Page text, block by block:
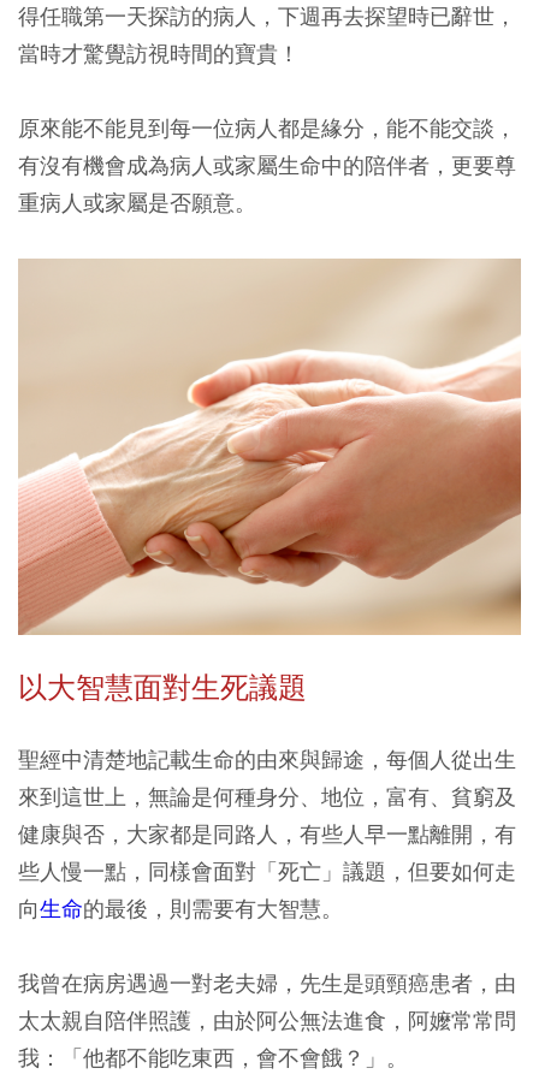
得任職第一天探訪的病人，下週再去探望時已辭世，
當時才驚覺訪視時間的寶貴！
原來能不能見到每一位病人都是緣分，能不能交談，
有沒有機會成為病人或家屬生命中的陪伴者，更要尊
重病人或家屬是否願意。
以大智慧面對生死議題
聖經中清楚地記載生命的由來與歸途，每個人從出生
來到這世上，無論是何種身分、地位，富有、貧窮及
健康與否，大家都是同路人，有些人早一點離開，有
些人慢一點，同樣會面對「死亡」議題，但要如何走
向生命的最後，則需要有大智慧。
我曾在病房遇過一對老夫婦，先生是頭頸癌患者，由
太太親自陪伴照護，由於阿公無法進食，阿嬤常常問
我：「他都不能吃東西，會不會餓？」。